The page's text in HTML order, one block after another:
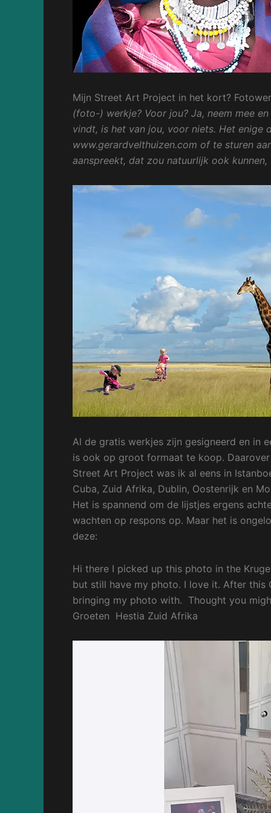
Mijn Street Art Project in het kort?
(foto-) werkje? Voor jou? Ja, neem mee
vindt, is het van jou, voor niets. Het enige
www.gerardvelthuizen.com of te sturen
aanspreekt, dat zou natuurlijk ook
Al de gratis werkjes zijn gesigneerd en in
is ook op groot formaat te koop.
Street Art Project was ik al eens in
Cuba, Zuid Afrika, Dublin, Oostenrijk en
Het is spannend om de lijstjes ergens
wachten op respons op. Maar het is
deze:
Hi there I picked up this photo in the
but still have my photo. I love it. After this
bringing my photo with. Thought you
Groeten Hestia Zuid Afrika